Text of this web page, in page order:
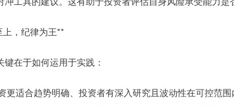
，纪律为王**
在于如何运用于实践：
更适合趋势明确、投资者有深入研究且波动性在可控范